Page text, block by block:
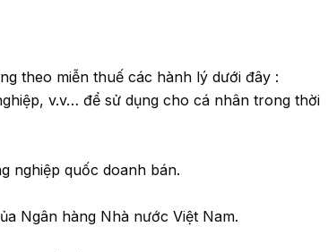
theo miễn thuế các hành lý dưới đây :
v.v… để sử dụng cho cá nhân trong thời
nghiệp quốc doanh bán.
Ngân hàng Nhà nước Việt Nam.